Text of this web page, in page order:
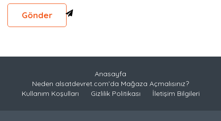
Anasayfa
Neden alsatdevret.com’da Mağaza Açmalısınız?
Kullanım Koşulları
Gizlilik Politikası İletişim Bilgileri